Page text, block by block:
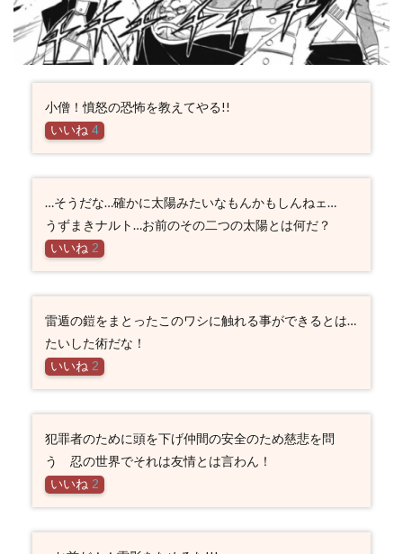
小僧！憤怒の恐怖を教えてやる!!
いいね 4
…そうだな…確かに太陽みたいなもんかもしんねェ…
うずまきナルト…お前のその二つの太陽とは何だ？
いいね 2
雷遁の鎧をまとったこのワシに触れる事ができるとは…
たいした術だな！
いいね 2
犯罪者のために頭を下げ仲間の安全のため慈悲を問
う 忍の世界でそれは友情とは言わん！
いいね 2